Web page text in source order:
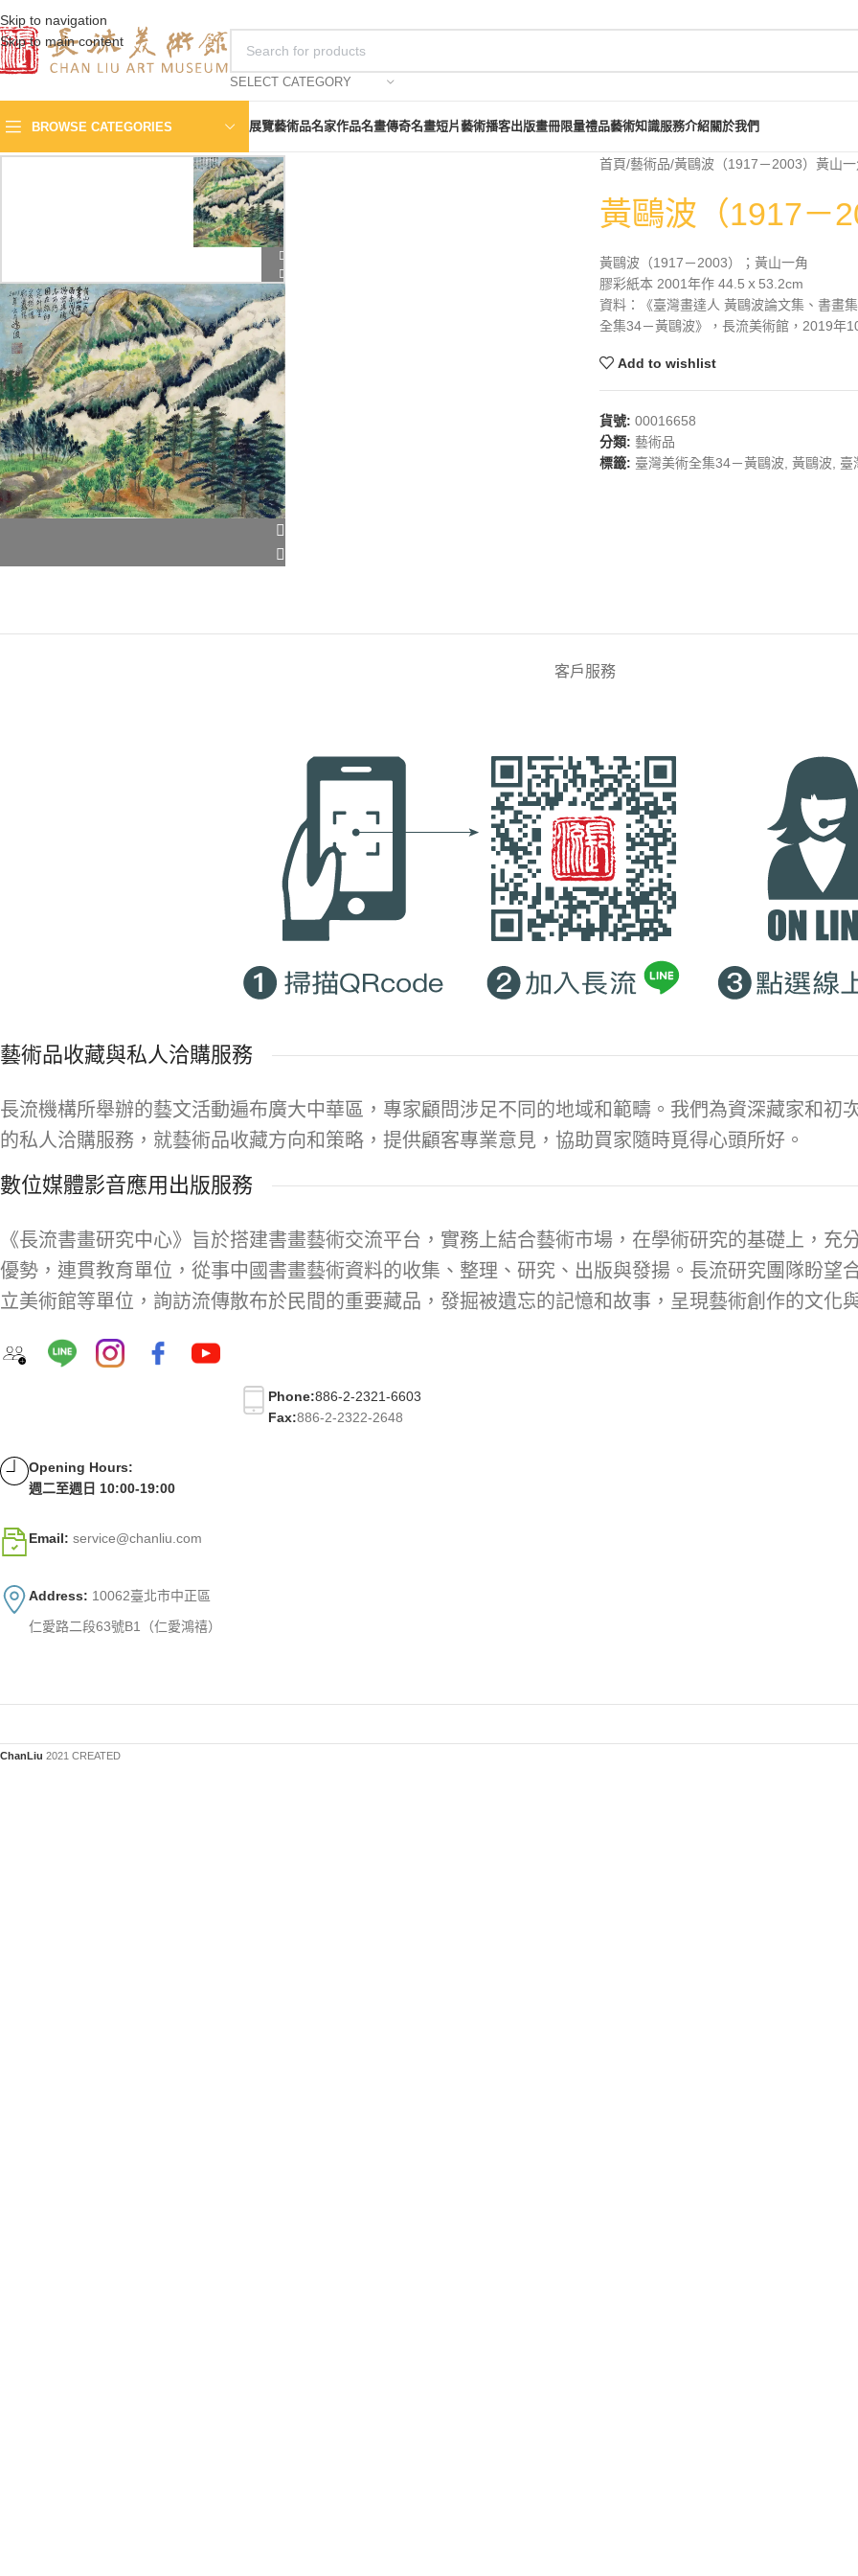
Skip to navigation
Skip to main content
SELECT CATEGORY
BROWSE CATEGORIES 展覽藝術品名家作品名畫傳奇名畫短片藝術播客出版畫冊限量禮品藝術知識服務介紹關於我們
首頁 藝術品 黃鷗波（1917－2003）黃山一
黃鷗波（1917－
黃鷗波（1917－2003）；黃山一角
膠彩紙本 2001年作 44.5ｘ53.2cm
資料：《臺灣畫達人 黃鷗波論文集、書畫
全集34－黃鷗波》，長流美術館，2019年
Add to wishlist
貨號: 00016658
分類: 藝術品
標籤: 臺灣美術全集34－黃鷗波, 黃鷗波, 臺
客戶服務
藝術品收藏與私人洽購服務
長流機構所舉辦的藝文活動遍布廣大中華區，專家顧問涉足不同的地域和範疇。我們為資深藏家和初
的私人洽購服務，就藝術品收藏方向和策略，提供顧客專業意見，協助買家隨時覓得心頭所好。
數位媒體影音應用出版服務
《長流書畫研究中心》旨於搭建書畫藝術交流平台，實務上結合藝術市場，在學術研究的基礎上，充
優勢，連貫教育單位，從事中國書畫藝術資料的收集、整理、研究、出版與發揚。長流研究團隊盼望
立美術館等單位，詢訪流傳散布於民間的重要藏品，發掘被遺忘的記憶和故事，呈現藝術創作的文化
Phone:886-2-2321-6603
Fax:886-2-2322-2648
Opening Hours:
週二至週日 10:00-19:00
Email: service@chanliu.com
Address: 10062臺北市中正區
仁愛路二段63號B1（仁愛鴻禧）
ChanLiu 2021 CREATED